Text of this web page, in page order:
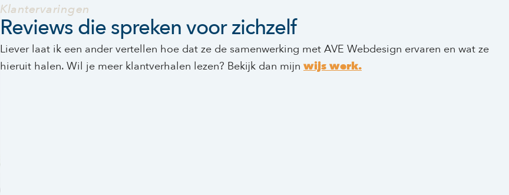
Klantervaringen
Reviews die spreken voor zichzelf
Liever laat ik een ander vertellen hoe dat ze de samenwerking met AVE Webdesign ervaren en wat ze
hieruit halen. Wil je meer klantverhalen lezen? Bekijk dan mijn wijs werk.